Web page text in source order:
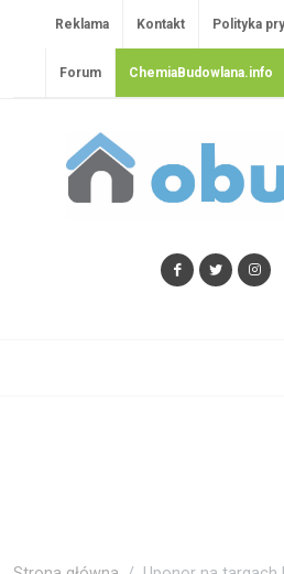
Reklama Kontakt Polityka
Forum ChemiaBudowlana.info